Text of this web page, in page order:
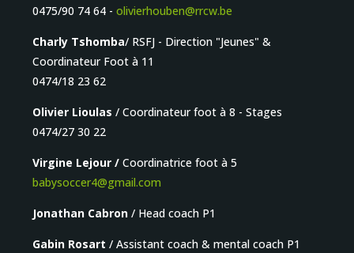
0475/90 74 64 - olivierhouben@rrcw.be
Charly Tshomba/ RSFJ - Direction "Jeunes" &
Coordinateur Foot à 11
0474/18 23 62
Olivier Lioulas / Coordinateur foot à 8 - Stages
0474/27 30 22
Virgine Lejour / Coordinatrice foot à 5
babysoccer4@gmail.com
Jonathan Cabron / Head coach P1
Gabin Rosart / Assistant coach & mental coach P1